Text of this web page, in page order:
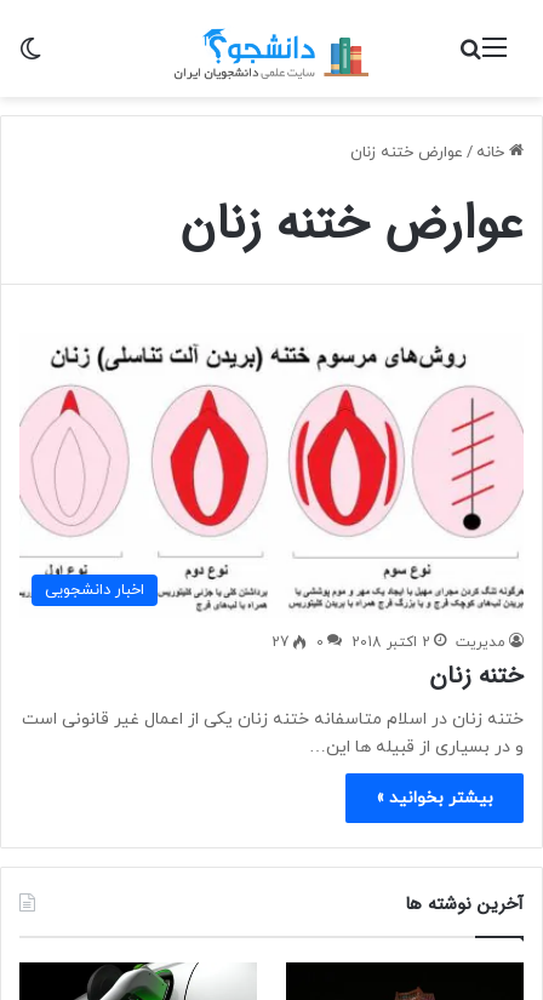
منو جستجو برای
خانه / عوارض ختنه زنان
عوارض ختنه زنان
اخبار دانشجویی
مدیریت 2 اکتبر 2018 0
27
ختنه زنان
ختنه زنان در اسلام متاسفانه ختنه زنان یکی از اعمال غیر قانونی است
و در بسیاری از قبیله ها این…
بیشتر بخوانید »
آخرین نوشته ها